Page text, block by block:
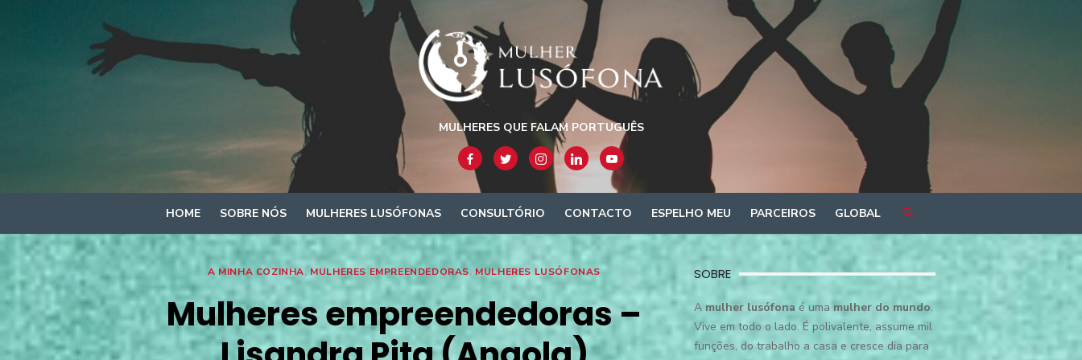
MULHERES QUE FALAM PORTUGUÊS
HOME SOBRE NÓS MULHERES LUSÓFONAS CONSULTÓRIO CONTACTO ESPELHO MEU PARCEIROS GLOBAL
A MINHA COZINHA, MULHERES EMPREENDEDORAS, MULHERES LUSÓFONAS
Mulheres empreendedoras –
SOBRE
A mulher lusófona é uma mulher do mundo.
Vive em todo o lado. É polivalente, assume mil
funções, do trabalho a casa e cresce dia para